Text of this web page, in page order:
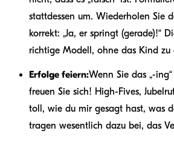
stattdessen um. Wiederholen Sie
korrekt: „Ja, er springt (gerade)!“
richtige Modell, ohne das Kind zu
Erfolge feiern:Wenn Sie das „-
freuen Sie sich! High-Fives,
toll, wie du mir gesagt hast, was
tragen wesentlich dazu bei, das